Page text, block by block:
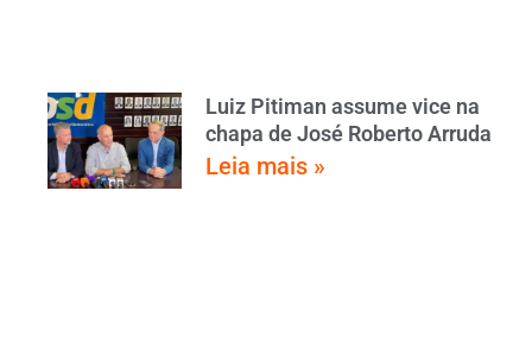
Luiz Pitiman assume vice na
chapa de José Roberto Arruda
Leia mais »